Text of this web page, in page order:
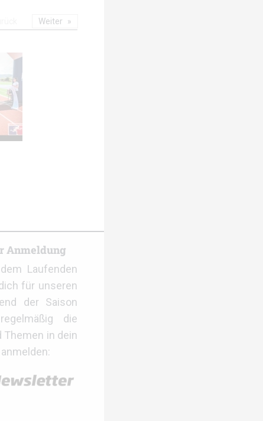
Weiter
Anmeldung
Laufenden
für unseren
der Saison
die
in dein